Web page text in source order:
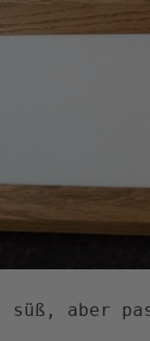
süß, aber